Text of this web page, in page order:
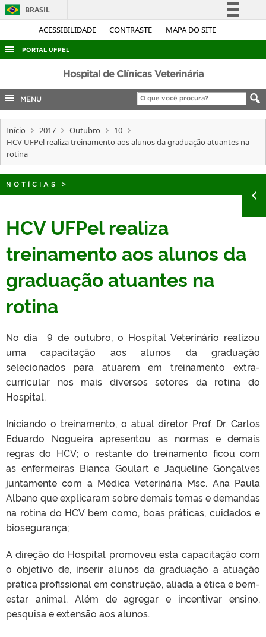
ACESSIBILIDADE CONTRASTE MAPA DO SITE
BRASIL
Simplifique!
Legislação
Canais
PORTAL UFPEL
ACESSO À INFORMAÇÃO
AUDITORIA
COBALTO
CONCURSOS
TELEFONES
Hospital de Clínicas Veterinária
MENU
Início 2017 Outubro
10
HCV UFPel realiza treinamento aos alunos da graduação atuantes na
rotina
NOTÍCIAS >
HCV UFPel realiza
treinamento aos alunos da
graduação atuantes na
rotina
No dia 9 de outubro, o Hospital Veterinário realizou
uma capacitação aos alunos da graduação
selecionados para atuarem em treinamento extra-
curricular nos mais diversos setores da rotina do
Hospital.
Iniciando o treinamento, o atual diretor Prof. Dr. Carlos
Eduardo Nogueira apresentou as normas e demais
regras do HCV; o restante do treinamento ficou com
as enfermeiras Bianca Goulart e Jaqueline Gonçalves
juntamente com a Médica Veterinária Msc. Ana Paula
Albano que explicaram sobre demais temas e demandas
na rotina do HCV bem como, boas práticas, cuidados e
biosegurança;
A direção do Hospital promoveu esta capacitação com
o objetivo de, inserir alunos da graduação a atuação
prática profissional em construção, aliada a ética e bem-
estar animal. Além de agregar e incentivar ensino,
pesquisa e extensão aos alunos.